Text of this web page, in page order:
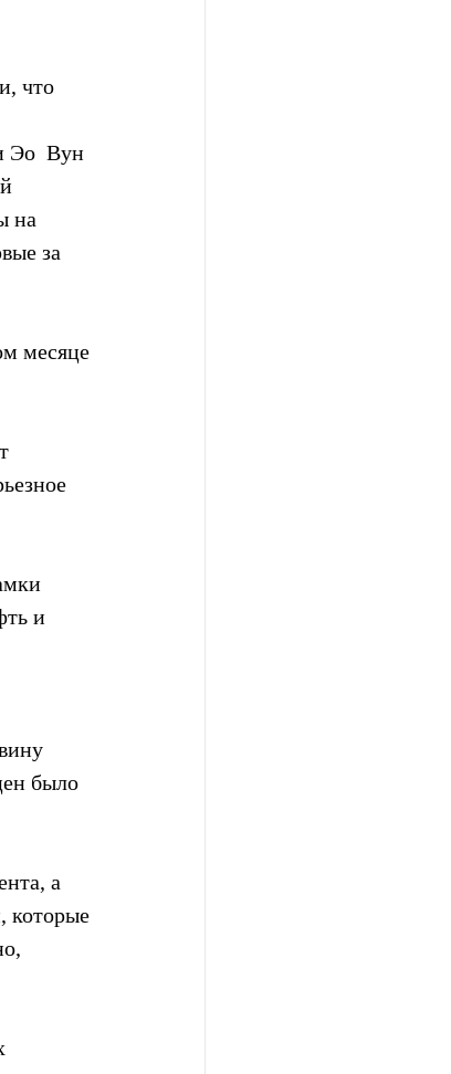
что
Эо  Вун
на
за
месяце
и
было
а
которые